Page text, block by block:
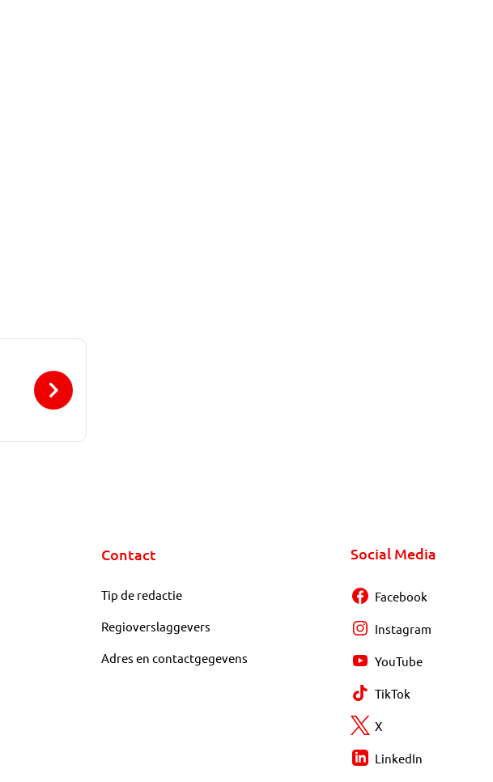
Contact
Tip de redactie
Regioverslaggevers
Adres en contactgegevens
Social Media
Facebook
Instagram
YouTube
TikTok
X
LinkedIn